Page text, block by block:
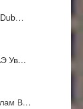
Dub…
Ув…
В…